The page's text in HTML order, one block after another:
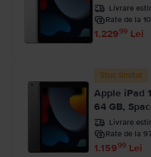
Livrare
Rate de la
1.22999 Lei
Stoc limitat
Apple iPad
64 GB,
Livrare
Rate de la
1.15999 Lei